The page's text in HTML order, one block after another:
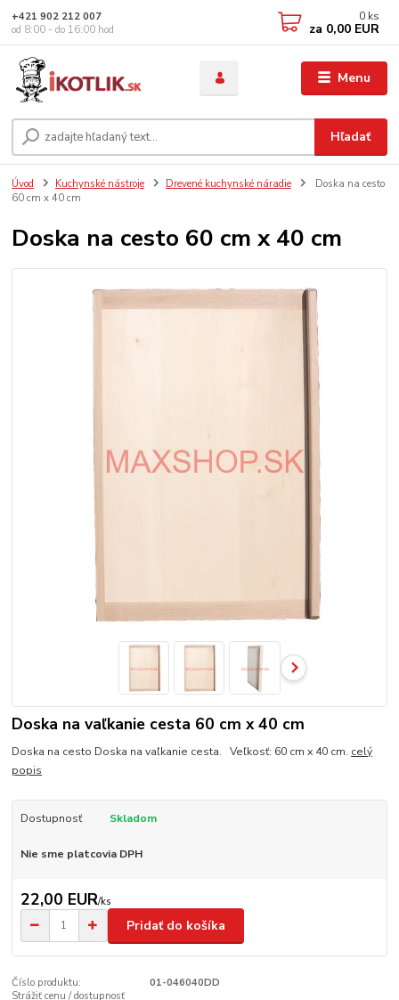
Menu
Hľadať
+421 902 212 007
od 8:00 - do 16:00 hod
0 ks
za 0,00 EUR
Úvod Kuchynské nástroje Drevené kuchynské náradie
Doska na cesto
60 cm x 40 cm
Doska na cesto 60 cm x 40 cm
Doska na vaľkanie cesta 60 cm x 40 cm
Doska na cesto Doska na vaľkanie cesta. Veľkosť: 60 cm x 40 cm. celý
popis
Dostupnosť Skladom
Nie sme platcovia DPH
22,00 EUR/ks
Pridať do košíka
Číslo produktu:
01-046040DD
Strážiť cenu / dostupnosť